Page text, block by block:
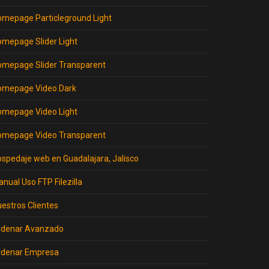
Particleground Light
Slider Light
Slider Transparent
Video Dark
Video Light
Video Transparent
web en Guadalajara, Jalisco
Uso FTP Filezilla
Clientes
Avanzado
Empresa